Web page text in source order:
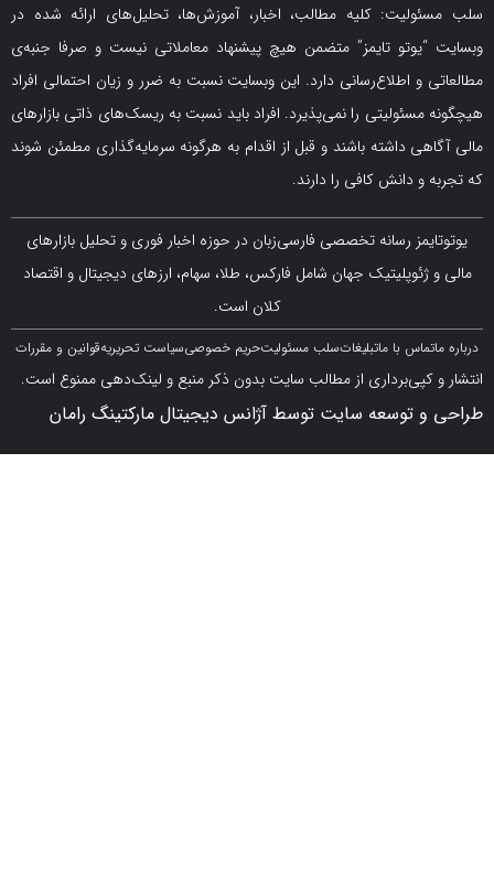
کلیه مطالب، اخبار، آموزش‌ها، تحلیل‌های ارائه شده در
تایمز” متضمن هیچ پیشنهاد معاملاتی نیست و صرفا جنبه‌ی
اطلاع‌رسانی دارد. این وبسایت نسبت به ضرر و زیان احتمالی افراد
را نمی‌پذیرد. افراد باید نسبت به ریسک‌های ذاتی بازارهای
داشته باشند و قبل از اقدام به هرگونه سرمایه‌گذاری مطمئن شوند
دانش کافی را دارند.
رسانه تخصصی فارسی‌زبان در حوزه اخبار فوری و تحلیل بازارهای
جهان شامل فارکس، طلا، سهام، ارزهای دیجیتال و اقتصاد
با ما تبلیغاتسلب مسئولیتحریم خصوصیسیاست تحریریهقوانین و مقررات
از مطالب سایت بدون ذکر منبع و لینک‌دهی ممنوع است.
سایت توسط آژانس دیجیتال مارکتینگ رامان